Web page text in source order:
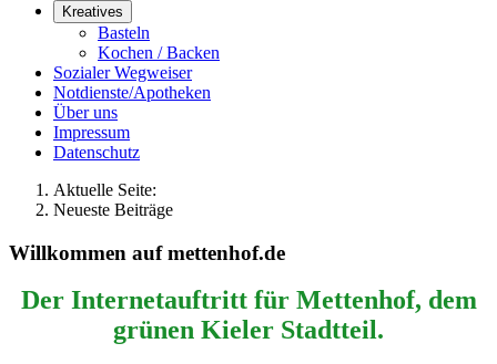
Kreatives
Basteln
Kochen / Backen
Sozialer Wegweiser
Notdienste/Apotheken
Über uns
Impressum
Datenschutz
Aktuelle Seite:
Neueste Beiträge
Willkommen auf mettenhof.de
Der Internetauftritt für Mettenhof, dem
grünen Kieler Stadtteil.